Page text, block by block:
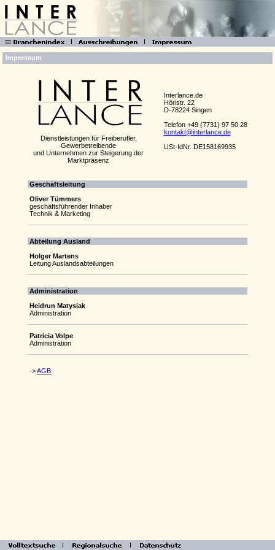
Impressum
Dienstleistungen für Freiberufler,
Gewerbetreibende
und Unternehmen zur Steigerung der
Marktpräsenz
Interlance.de
Höristr. 22
D-78224 Singen
Telefon +49 (7731) 97 50 28
kontakt@interlance.de
USt-IdNr. DE158169935
Geschäftsleitung
Oliver Tümmers
geschäftsführender Inhaber
Technik & Marketing
Abteilung Ausland
Holger Martens
Leitung Auslandsabteilungen
Administration
Heidrun Matysiak
Administration
Patricia Volpe
Administration
->AGB